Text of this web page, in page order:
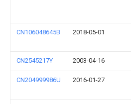
CN106048645B 2018-05-01
CN2545217Y 2003-04-16
CN204999986U 2016-01-27